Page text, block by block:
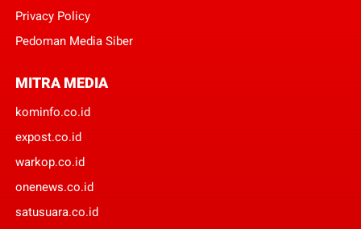
Privacy Policy
Pedoman Media Siber
MITRA MEDIA
kominfo.co.id
expost.co.id
warkop.co.id
onenews.co.id
satusuara.co.id